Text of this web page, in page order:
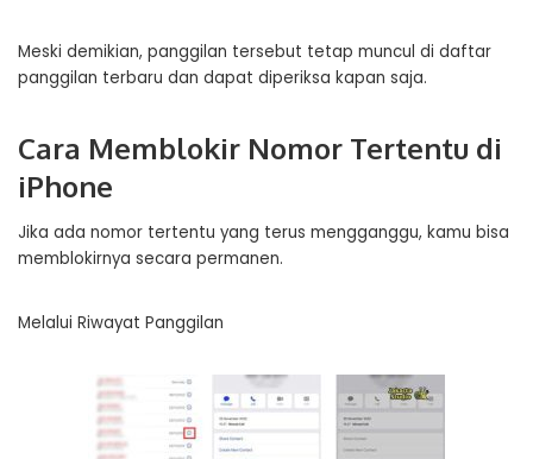
Meski demikian, panggilan tersebut tetap muncul di daftar
panggilan terbaru dan dapat diperiksa kapan saja.
Cara Memblokir Nomor Tertentu di
iPhone
Jika ada nomor tertentu yang terus mengganggu, kamu bisa
memblokirnya secara permanen.
Melalui Riwayat Panggilan